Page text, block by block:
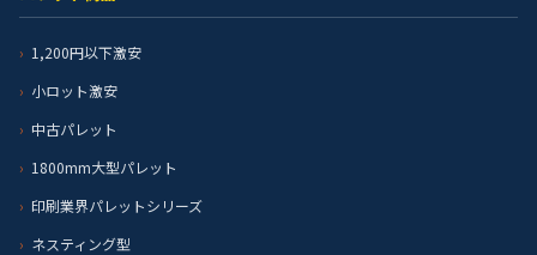
1,200円以下激安
小ロット激安
中古パレット
1800mm大型パレット
印刷業界パレットシリーズ
ネスティング型